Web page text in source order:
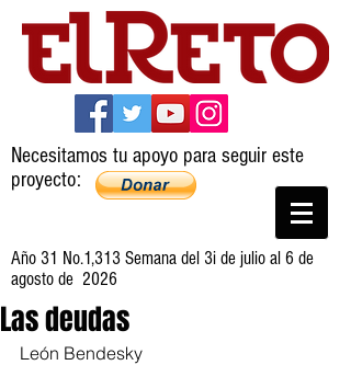
Necesitamos tu apoyo para seguir este
proyecto:
Año 31 No.1,313 Semana del 3i de julio al 6 de
agosto de 2026
Las deudas
León Bendesky